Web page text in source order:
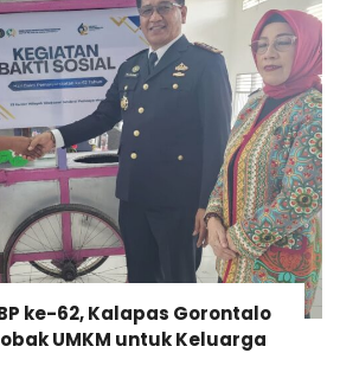
ke-62, Kalapas Gorontalo
UMKM untuk Keluarga